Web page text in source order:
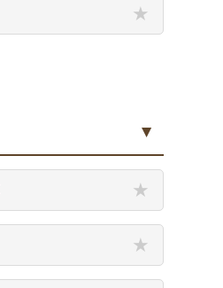
★
▲
★
★